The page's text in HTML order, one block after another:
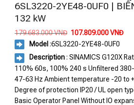
6SL3220-2YE48-0UF0 |
132 kW
179.683.000VNĐ Giá
là:
179.683.000 VNĐ.
107.809.000VNĐGiá
là:
Model :6SL3220-2YE48-0UF0
Description: SINAMICS G120X
110% 60s, 100% 240 s Unfiltered
47-63 Hz Ambient temperature -20 to
Degree of protection IP20 / UL open
Basic Operator Panel Without IO